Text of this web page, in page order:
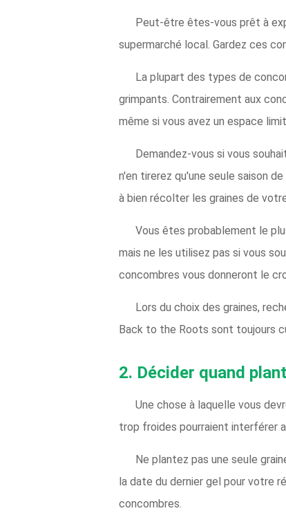
Peut-être êtes-vous prêt à
supermarché local. Gardez ces
La plupart des types de
grimpants. Contrairement aux
même si vous avez un espace
Demandez-vous si vous
n'en tirerez qu'une seule saison
à bien récolter les graines de
Vous êtes probablement le
mais ne les utilisez pas si vous
concombres vous donneront le
Lors du choix des graines,
Back to the Roots sont toujours
2. Décider quand
Une chose à laquelle vous
trop froides pourraient interférer
Ne plantez pas une seule
la date du dernier gel pour votre
concombres.